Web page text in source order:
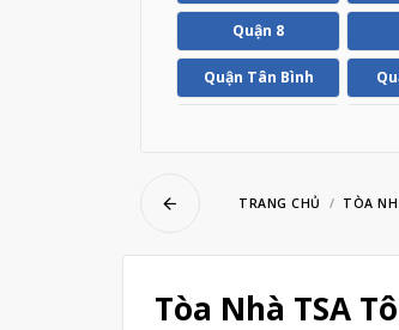
Quận 8
Quận Tân Bình
TRANG CHỦ TÒA
Tòa Nhà TSA